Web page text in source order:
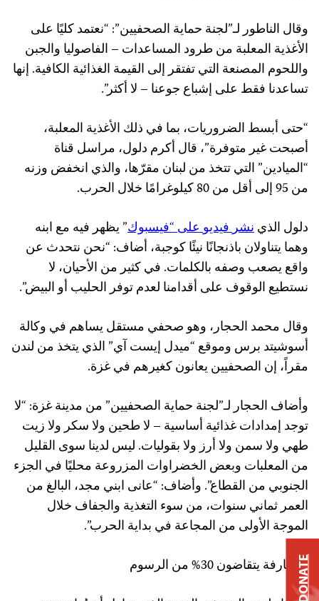
وقال الناطور لـ”لجنة حماية الصحفيين”: “نعتمد كليًا على
الأغذية المعلبة من طرود المساعدات – الفاصوليا والجبن
واللحوم المصنعة التي تفتقر إلى القيمة الغذائية الكافية. إنها
تساعدنا فقط على إشباع جوعنا – لا أكثر”.
“حتى أبسط الضروريات، بما في ذلك الأغذية المعلبة،
أصبحت غير متوفرة”، قال أكرم دلول، مراسل قناة
“الميادين” التي تتخذ من لبنان مقرّها، والذي انخفض وزنه
من 95 إلى أقل من 80 كيلوغرامًا خلال الحرب.
دلول الذينشرفيديوعلى“فيسبوك” يظهر فيه مع ابنه
وهما يتناولان باذنجانًا نيئًا كوجبة، أضاف: “نحن نتحدث عن
واقع يصعب وصفه بالكلمات. في كثير من الأحيان، لا
نستطيع الوقوف على أقدامنا لعدم توفر الحليب أو البيض”.
وقال محمد الحجار، وهو صحفي مستقل يساهم في وكالة
أسوشيتد برس وموقع “ميدل إيست آي” الذي يتخذ من لندن
مقراً، إن الصحفيين يعانون كغيرهم في غزة.
وأضاف الحجار لـ”لجنة حماية الصحفيين” من مدينة غزة: “لا
توجد إمدادات غذائية أساسية – لا طحين ولا سكر ولا زيت
طهي ولا سمن ولا أرز ولا بقوليات. ليس لدينا سوى القليل
من المعلبات وبعض الخضراوات المزروعة محليًا في الجزء
الجنوبي من القطاع”. وأضاف: “عانى ابني مجد، البالغ من
العمر ثماني سنوات، من سوء التغذية والجفاف خلال
الموجة الأولى من المجاعة في بداية الحرب”.
الصيارفة يتقاضون 30% من الرسوم
DONATE